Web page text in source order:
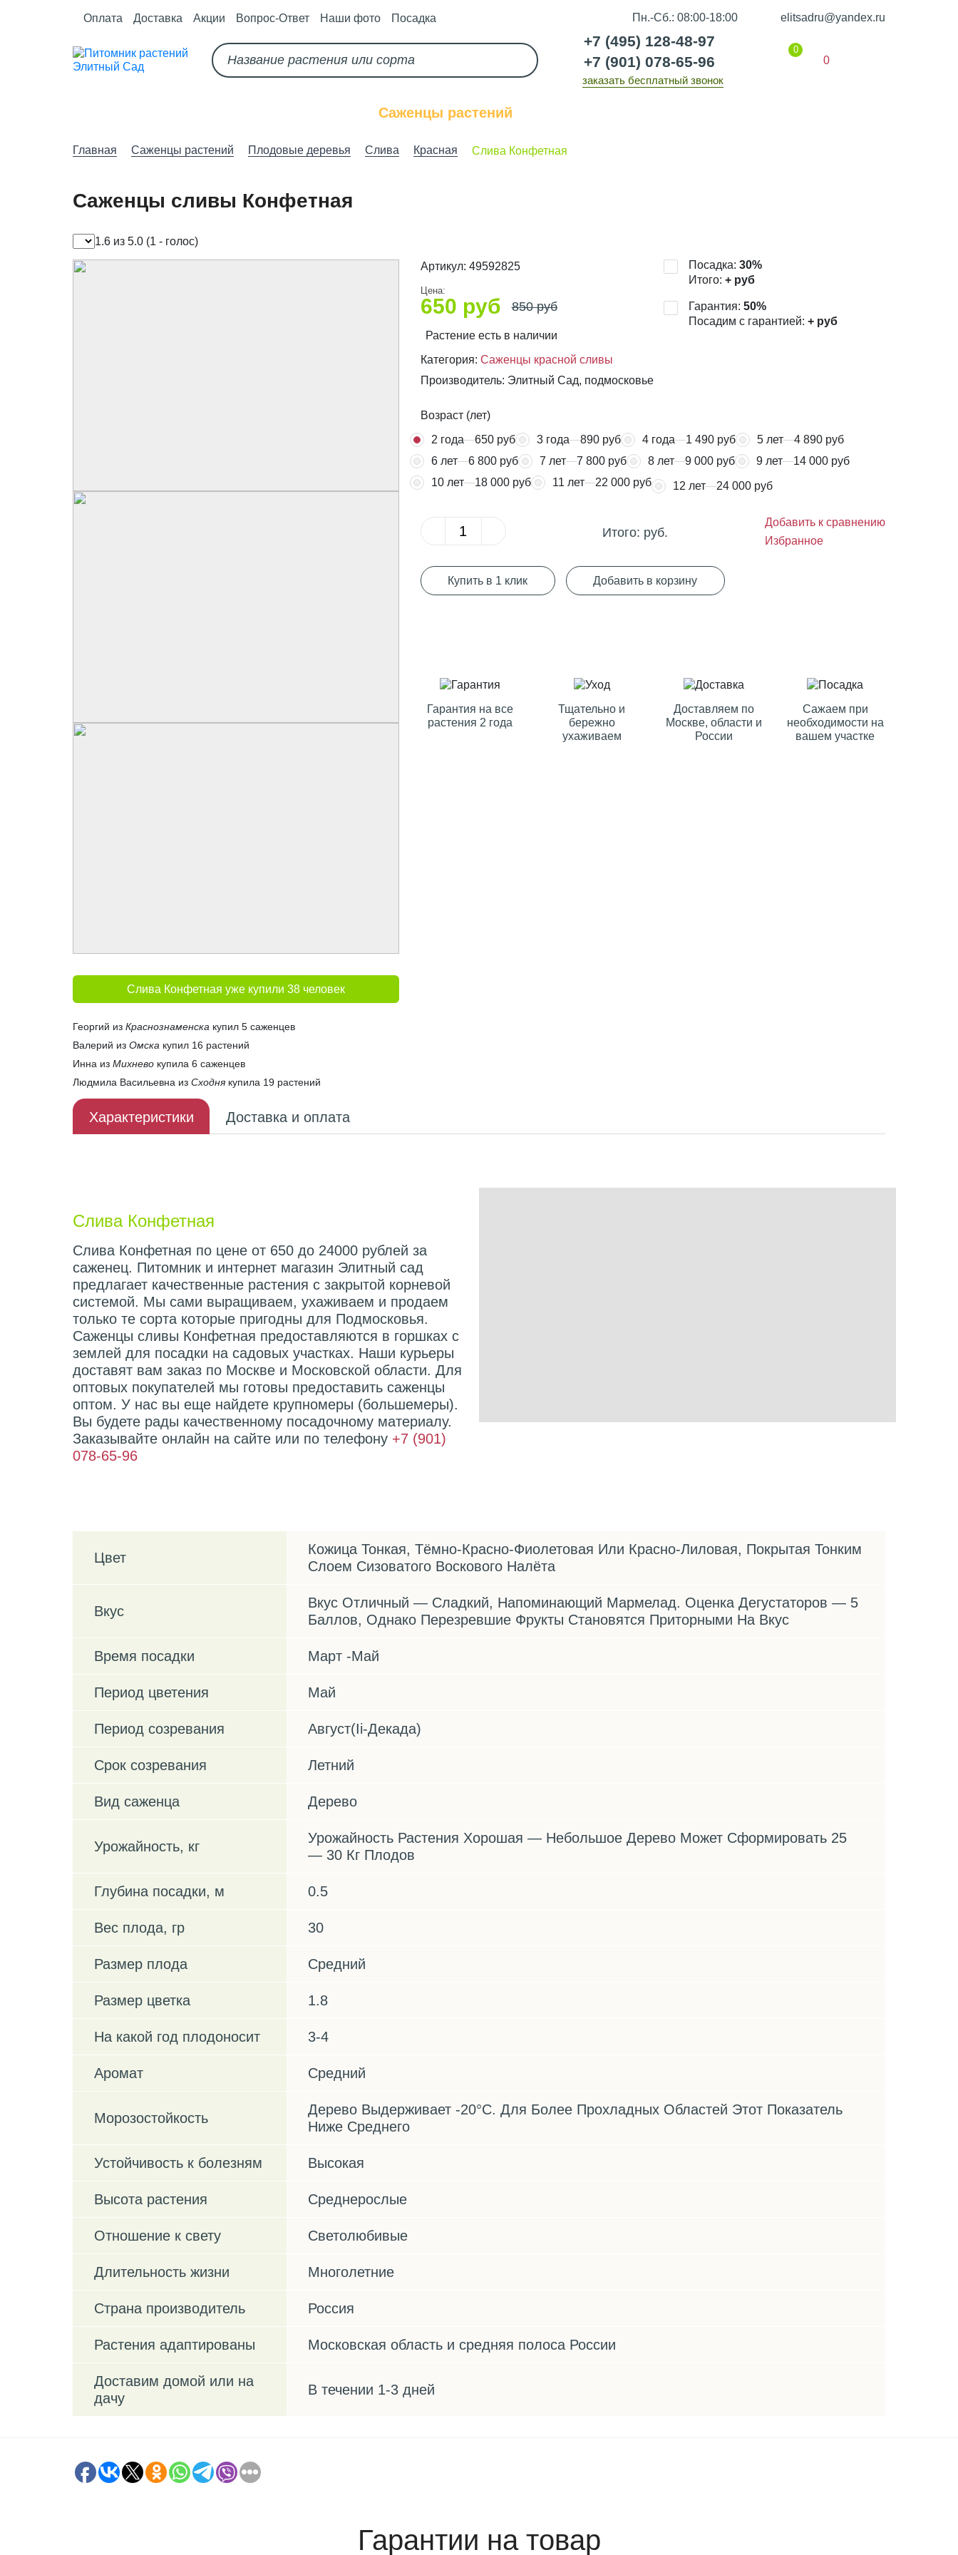
Оплата Доставка Акции Вопрос-Ответ Наши фото Посадка Пн.-Сб.: 08:00-18:00 elitsadru@yandex.ru
+7 (495) 128-48-97
+7 (901) 078-65-96
заказать бесплатный звонок
0
0
Саженцы растений
Главная Саженцы растений Плодовые деревья Слива Красная Слива Конфетная
Саженцы сливы Конфетная
1.6 из 5.0 (1 - голос)
Слива Конфетная уже купили 38 человек
Георгий из Краснознаменска купил 5 саженцев
Валерий из Омска купил 16 растений
Инна из Михнево купила 6 саженцев
Людмила Васильевна из Сходня купила 19 растений
Артикул: 49592825
Цена:
650 руб 850руб
Растение есть в наличии
Категория: Саженцы красной сливы
Посадка: 30%
Итого: +руб
Гарантия: 50%
Посадим с гарантией: +руб
Производитель: Элитный Сад, подмосковье
Возраст (лет)
2 года
650 руб 3 года 890 руб 4 года 1 490 руб 5 лет
4 890 руб
6 лет
6 800 руб 7 лет 7 800 руб 8 лет 9 000 руб 9 лет
14 000 руб
10 лет
18 000 руб 11 лет 22 000 руб 12 лет 24 000 руб
Итого: руб.
Добавить к сравнению
Избранное
Купить в 1 клик Добавить в корзину
Гарантия на все
растения 2 года
Тщательно и
бережно
ухаживаем
Доставляем по
Москве, области и
России
Сажаем при
необходимости на
вашем участке
Характеристики Доставка и оплата
Слива Конфетная
Слива Конфетная по цене от 650 до 24000 рублей за
саженец. Питомник и интернет магазин Элитный сад
предлагает качественные растения с закрытой корневой
системой. Мы сами выращиваем, ухаживаем и продаем
только те сорта которые пригодны для Подмосковья.
Саженцы сливы Конфетная предоставляются в горшках с
землей для посадки на садовых участках. Наши курьеры
доставят вам заказ по Москве и Московской области. Для
оптовых покупателей мы готовы предоставить саженцы
оптом. У нас вы еще найдете крупномеры (большемеры).
Вы будете рады качественному посадочному материалу.
Заказывайте онлайн на сайте или по телефону +7 (901)
078-65-96
Цвет
Кожица Тонкая, Тёмно-Красно-Фиолетовая Или Красно-Лиловая, Покрытая Тонким
Слоем Сизоватого Воскового Налёта
Вкус
Вкус Отличный — Сладкий, Напоминающий Мармелад. Оценка Дегустаторов — 5
Баллов, Однако Перезревшие Фрукты Становятся Приторными На Вкус
Время посадки Март -Май
Период цветения Май
Период созревания Август(Ii-Декада)
Срок созревания Летний
Вид саженца Дерево
Урожайность, кг
Урожайность Растения Хорошая — Небольшое Дерево Может Сформировать 25
— 30 Кг Плодов
Глубина посадки, м 0.5
Вес плода, гр 30
Размер плода Средний
Размер цветка 1.8
На какой год плодоносит 3-4
Аромат Средний
Морозостойкость
Дерево Выдерживает -20°С. Для Более Прохладных Областей Этот Показатель
Ниже Среднего
Устойчивость к болезням Высокая
Высота растения Среднерослые
Отношение к свету Светолюбивые
Длительность жизни Многолетние
Страна производитель Россия
Растения адаптированы Московская область и средняя полоса России
Доставим домой или на
дачу
В течении 1-3 дней
Гарантии на товар